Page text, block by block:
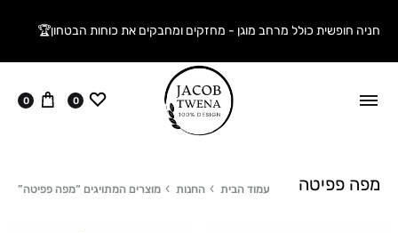
חניה חופשית כולל מרחב מוגן - מחזקים ומחבקים את כוחות הבטחון🏆
ווישליסט
0 עגלה
0
מפה פפיטה עמוד הבית החנות מוצרים המתויגים “מפה פפיטה”